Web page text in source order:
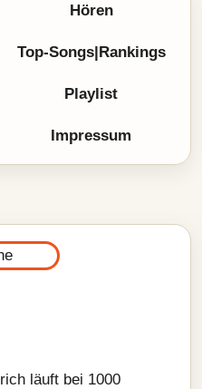
Hören
Top-Songs|Rankings
Playlist
Impressum
läuft bei 1000